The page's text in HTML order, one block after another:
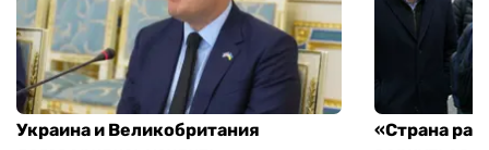
Украина и Великобритания
«Страна